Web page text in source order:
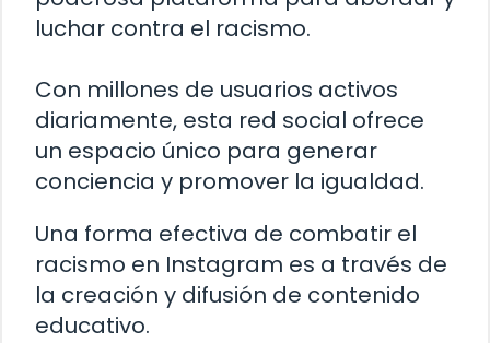
luchar contra el racismo.
Con millones de usuarios activos
diariamente, esta red social ofrece
un espacio único para generar
conciencia y promover la igualdad.
Una forma efectiva de combatir el
racismo en Instagram es a través de
la creación y difusión de contenido
educativo.